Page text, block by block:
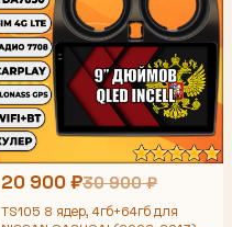
20 900 ₽30 900 ₽
TS105 8 ядер, 4гб+64гб для